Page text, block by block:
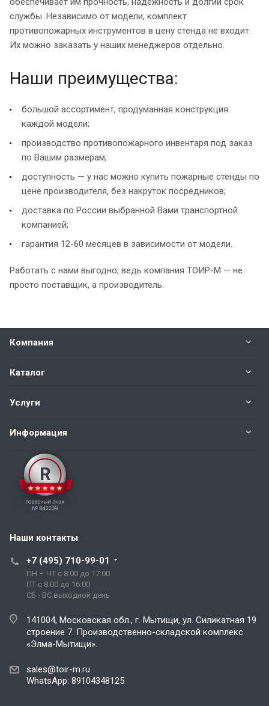
службы. Независимо от модели, комплект
противопожарных инструментов в цену стенда не входит.
Их можно заказать у наших менеджеров отдельно.
Наши преимущества:
большой ассортимент, продуманная конструкция
каждой модели;
производство противопожарного инвентаря под заказ
по Вашим размерам;
доступность — у нас можно купить пожарные стенды по
цене производителя, без накруток посредников;
доставка по России выбранной Вами транспортной
компанией;
гарантия 12-60 месяцев в зависимости от модели.
Работать с нами выгодно, ведь компания ТОИР-М — не
просто поставщик, а производитель.
Компания
Каталог
Услуги
Информация
Наши контакты
+7 (495) 710-99-01
ПН – ЧТ с 8:00 до 17:00
ПТ с 8:00 до 16:00
СБ - ВС выходной день
141004, Московская обл., г. Мытищи, ул. Силикатная 19
строение 7. Производственно-складской комплекс
«Элма-Мытищи».
sales@toir-m.ru
WhatsApp: 89104348125